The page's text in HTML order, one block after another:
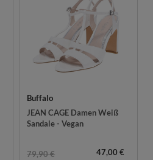
Buffalo
JEAN CAGE Damen Weiß
Sandale - Vegan
79,90 € 47,00 €